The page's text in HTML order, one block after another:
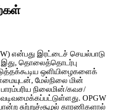
என்பது இரட்டைச் செயல்பாடு
தொலைத்தொடர்பு
ஒளியிழைகளைக்
மேல்நிலை மின்
நிலைமின்/கவச/
வடிவமைக்கப்பட்டுள்ளது. OPGW
சுற்றுச்சூழல் காரணிகளால்